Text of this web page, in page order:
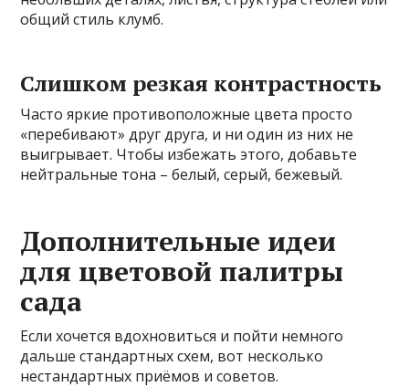
общий стиль клумб.
Слишком резкая контрастность
Часто яркие противоположные цвета просто
«перебивают» друг друга, и ни один из них не
выигрывает. Чтобы избежать этого, добавьте
нейтральные тона – белый, серый, бежевый.
Дополнительные идеи
для цветовой палитры
сада
Если хочется вдохновиться и пойти немного
дальше стандартных схем, вот несколько
нестандартных приёмов и советов.